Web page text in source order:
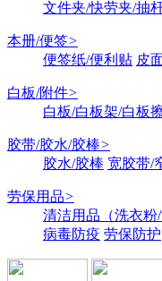
文件夹/快劳夹/抽
本册/便签>
便签纸/便利贴 皮
白板/附件>
白板/白板架/白板
胶带/胶水/胶棒>
胶水/胶棒 宽胶带/
劳保用品>
清洁用品（洗衣粉
病毒防疫 劳保防护